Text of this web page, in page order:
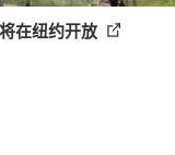
在纽约开放